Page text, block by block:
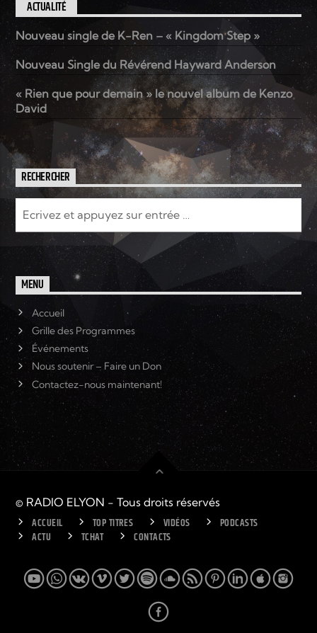
ACTUALITÉ
Nouveau single de K-Ren – « Kingdom Step »
Nouveau Single du Révérend Hayward Anderson
« Rien que pour demain » le nouvel album de Kenzo
David
RECHERCHER
MENU
Accueil
Grille des Programmes
Événements
Nous soutenir – Faire un Don
Contactez-nous maintenant!
© RADIO ELYON - Tous droits réservés
ACCUEIL TOP TITRES VIDÉOS
PODCASTS
ACTU
TCHAT CONTACTS